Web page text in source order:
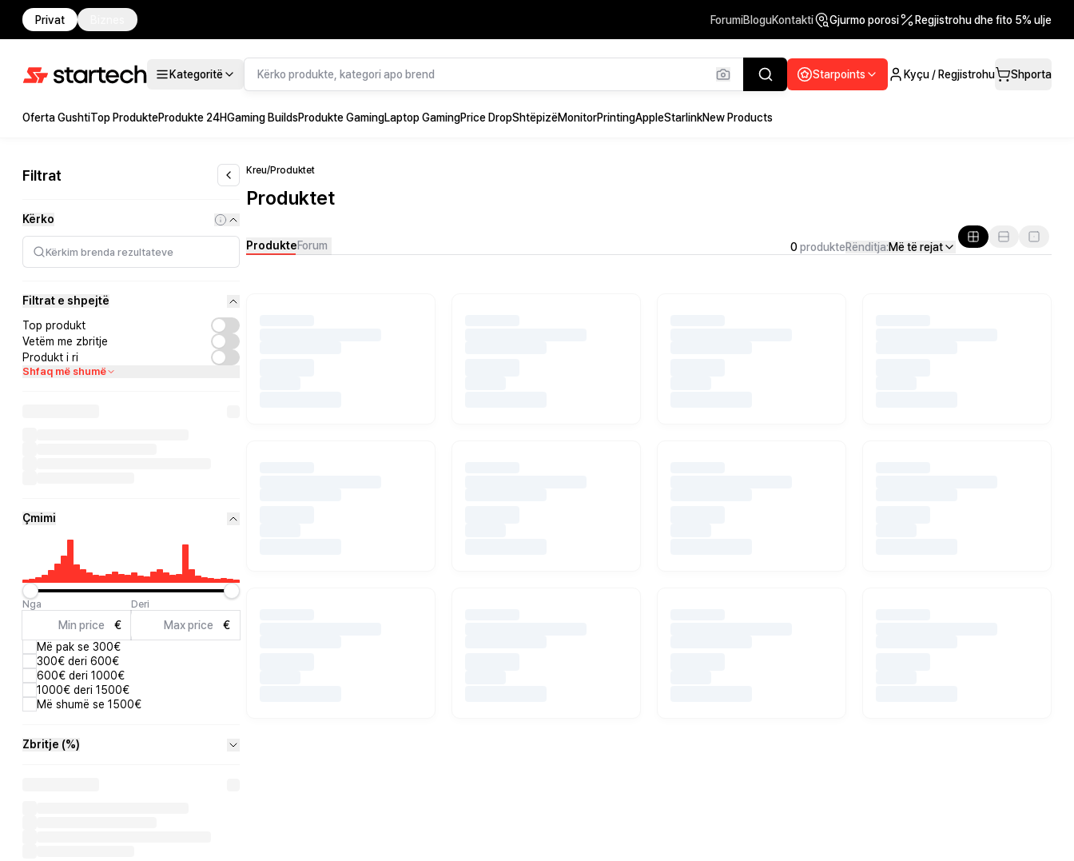
Privat ForumiBloguKontakti Gjurmo porosi Regjistrohu dhe fito 5% ulje
Kategoritë Starpoints Kyçu / Regjistrohu Shporta
Oferta GushtiTop ProdukteProdukte 24HGaming BuildsProdukte GamingLaptop GamingPrice DropShtëpizëMonitorPrintingAppleStarlinkNew Products
Filtrat
Kërko
Filtrat e shpejtë
Top produkt
Vetëm me zbritje
Produkt i ri
Shfaq më shumë
Çmimi
Nga
€
Deri
€
Më pak se 300€
300€ deri 600€
600€ deri 1000€
1000€ deri 1500€
Më shumë se 1500€
Zbritje (%)
Kreu/Produktet
Produktet
ProdukteForum 0produkteRënditja:Më të rejat